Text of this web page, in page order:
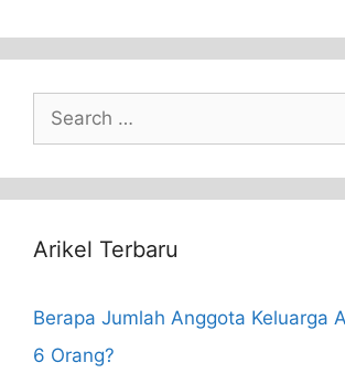
Search
for:
Arikel Terbaru
Berapa Jumlah Anggota Keluarga
6 Orang?